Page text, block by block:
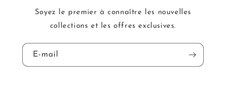
Soyez le premier à connaître les nouvelles
collections et les offres exclusives.
E-mail